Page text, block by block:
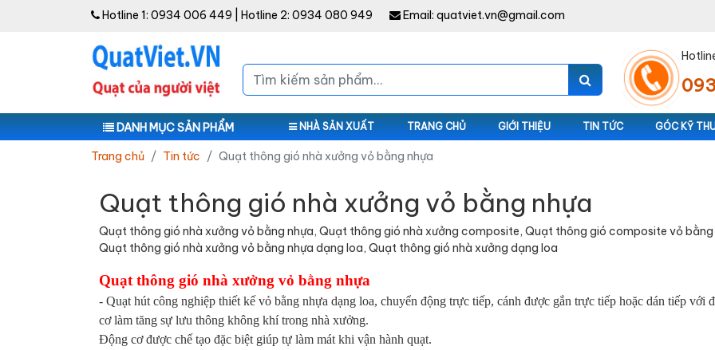
Hotline 1: 0934 006 449 | Hotline 2: 0934 080 949 Email: quatviet.vn@gmail.com
DANH MỤC SẢN PHẨM NHÀ SẢN XUẤT TRANG CHỦ GIỚI THIỆU TIN TỨC GÓC KỸ
Trang chủ Tin tức Quạt thông gió nhà xưởng vỏ bằng nhựa
Quạt thông gió nhà xưởng vỏ bằng nhựa
Quạt thông gió nhà xưởng vỏ bằng nhựa, Quạt thông gió nhà xưởng composite, Quạt thông gió composite vỏ bằng
Quạt thông gió nhà xưởng vỏ bằng nhựa dạng loa, Quạt thông gió nhà xưởng dạng loa
Quạt thông gió nhà xưởng vỏ bằng nhựa
- Quạt hút công nghiệp thiết kế vỏ bằng nhựa dạng loa, chuyển động trực tiếp, cánh được gắn trực tiếp hoặc dán tiếp với
cơ làm tăng sự lưu thông không khí trong nhà xưởng.
Động cơ được chế tạo đặc biệt giúp tự làm mát khi vận hành quạt.